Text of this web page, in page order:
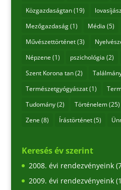
Közgazdaságtan(19)
Mezőgazdaság(1) Média (5)
Művészettörténet(3)
Népzene (1) pszichológia (2)
Szent Korona tan(2)
Természetgyógyászat(1)
Tudomány(2) Történelem(25)
Zene (8) Írástörténet(5)
Keresés év szerint
2008. évi rendezvényeink
2009. évi rendezvényeink